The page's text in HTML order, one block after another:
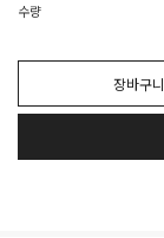
수량
장바구니